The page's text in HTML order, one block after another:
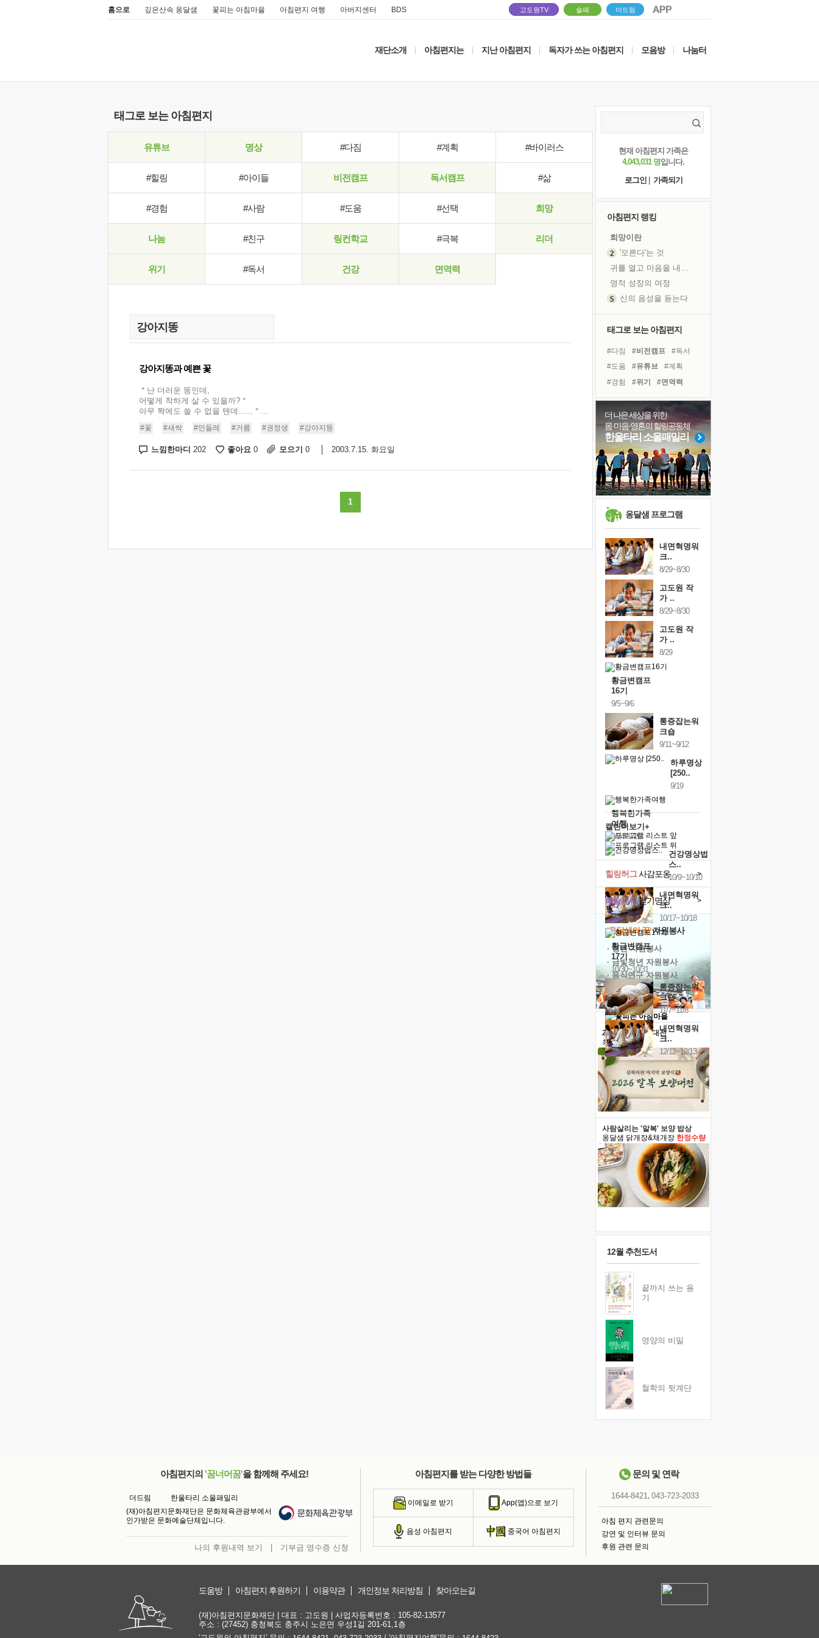
홈으로 깊은산속 옹달샘 꽃피는 아침마을 아침편지 여행 아버지센터 BDS 고도원TV 솔패 더드림
재단소개 아침편지는 지난 아침편지 독자가 쓰는 아침편지 모음방 나눔터
태그로 보는 아침편지
유튜브 명상 #다짐 #계획 #바이러스
#힐링 #아이들 비전캠프 독서캠프 #삶
#경험 #사람 #도움 #선택 희망
나눔 #친구 링컨학교 #극복 리더
위기 #독서 건강 면역력
강아지똥과 예쁜 꽃
＂난 더러운 똥인데,
어떻게 착하게 살 수 있을까?＂
아무 짝에도 쓸 수 없을 텐데......＂...
#꽃 #새싹 #민들레 #거름 #권정생 #강아지똥
느낌한마디 202 좋아요 0 모으기 0 2003.7.15. 화요일
1
현재 아침편지 가족은
4,043,031 명입니다.
로그인
가족되기
아침편지 랭킹
희망이란
'모른다'는 것
귀를 열고 마음을 내어주고
영적 성장의 여정
신의 음성을 듣는다
극과 극의 양 끝단
'말 타는 법'을 먼저
졸업식 사진을 보며
극심한 변비, 어깨결림, 수면 장애
아픈 아버지를 위한 공간 설계
슬럼프
보고 싶은 어머니
유년 시절의 부산 영도 바다
못된 꼰대들
너무 황홀한 꽃들이여!
태그로 보는 아침편지
#다짐 #비전캠프
#독서
#도움
#유튜브
#계획
#경험
#위기
#면역력
#아이들
#삶
#극복
#친구
#희망
#독서캠프
#건강
#선택
#나눔
#바이러스
#링컨학교
#명상
더 나은 세상을 위한
몸·마음·영혼의 힐링공동체
한울타리 소울패밀리
옹달샘 프로그램
내면혁명워
크..
8/29~8/30
고도원 작
가 ..
8/29~8/30
고도원 작
가 ..
8/29
황금변캠프
16기
9/5~9/6
통증잡는워
크숍
9/11~9/12
하루명상
[250..
9/19
행복한가족
여행
9/24~9/26
건강명상법
스..
10/9~10/10
내면혁명워
크..
10/17~10/18
황금변캠프
17기
10/30~10/31
통증잡는워
크숍
11/7~11/8
내면혁명워
크..
12/12~12/13
캘린더보기+
예술치유걷기명상 >
힐링허그사감포옹 >
'옹달샘의 꽃'자원봉사
· 청년 자원봉사
· 금빛청년 자원봉사
· 음식연구 자원봉사
2026 말복 보양대전
최대74%할인
사람살리는 '말복' 보양 밥상
옹달샘 닭개장&채개장 한정수량
12월 추천도서
끝까지 쓰는 용
기
영양의 비밀
철학의 뒷계단
아침편지의 '꿈너머꿈'을 함께해 주세요!
더드림
한울타리 소울패밀리
(재)아침편지문화재단은 문화체육관광부에서
인가받은 문화예술단체입니다.
나의 후원내역 보기 기부금 영수증 신청
아침편지를 받는 다양한 방법들
이메일로 받기 App(앱)으로 보기
음성 아침편지 중국어 아침편지
문의 및 연락
1644-8421, 043-723-2033
아침 편지 관련문의
강연 및 인터뷰 문의
후원 관련 문의
도움방 아침편지 후원하기 이용약관 개인정보 처리방침 찾아오는길
(재)아침편지문화재단 | 대표 : 고도원 | 사업자등록번호 : 105-82-13577
주소 : (27452) 충청북도 충주시 노은면 우성1길 201-61,1층